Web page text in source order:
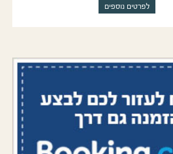
לפרטים נוספים